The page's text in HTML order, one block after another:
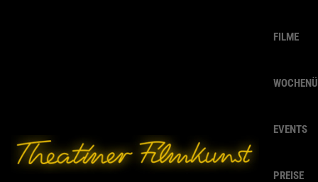
FILME
EVENTS
PREISE